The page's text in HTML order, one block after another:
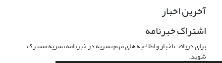
آخرین اخبار
اشتراک خبرنامه
برای دریافت اخبار و اطلاعیه های مهم نشریه در خبرنامه نشریه مشترک
شوید.